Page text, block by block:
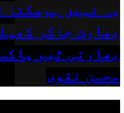
یہ نہیں ہوسکتا
بھارت جاکر
بھارتی ٹیم
محسن نقوی